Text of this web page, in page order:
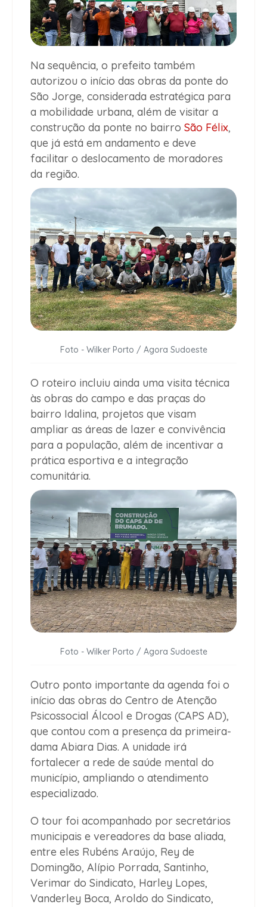
Na sequência, o prefeito também
autorizou o início das obras da ponte do
São Jorge, considerada estratégica para
a mobilidade urbana, além de visitar a
construção da ponte no bairro São Félix,
que já está em andamento e deve
facilitar o deslocamento de moradores
da região.
Foto - Wilker Porto / Agora Sudoeste
O roteiro incluiu ainda uma visita técnica
às obras do campo e das praças do
bairro Idalina, projetos que visam
ampliar as áreas de lazer e convivência
para a população, além de incentivar a
prática esportiva e a integração
comunitária.
Foto - Wilker Porto / Agora Sudoeste
Outro ponto importante da agenda foi o
início das obras do Centro de Atenção
Psicossocial Álcool e Drogas (CAPS AD),
que contou com a presença da primeira-
dama Abiara Dias. A unidade irá
fortalecer a rede de saúde mental do
município, ampliando o atendimento
especializado.
O tour foi acompanhado por secretários
municipais e vereadores da base aliada,
entre eles Rubéns Araújo, Rey de
Domingão, Alípio Porrada, Santinho,
Verimar do Sindicato, Harley Lopes,
Vanderley Boca, Aroldo do Sindicato,